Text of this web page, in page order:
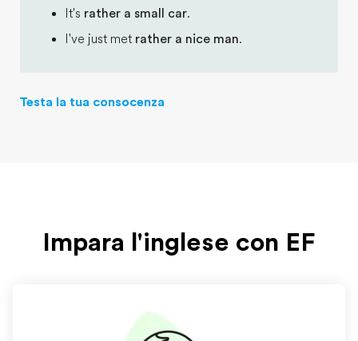
It's rather a small car.
I've just met rather a nice man.
Testa la tua consocenza
Impara l'inglese con EF